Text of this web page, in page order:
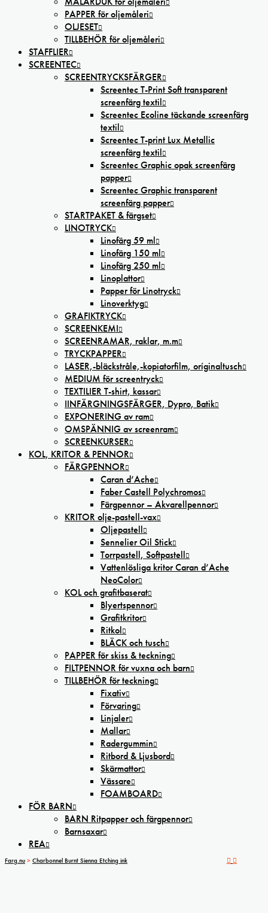
PAPPER för oljemåleri
OLJESET
TILLBEHÖR för oljemåleri
STAFFLIER
SCREENTEC
SCREENTRYCKSFÄRGER
Screentec T-Print Soft transparent
screenfärg textil
Screentec Ecoline täckande screenfärg
textil
Screentec T-print Lux Metallic
screenfärg textil
Screentec Graphic opak screenfärg
papper
Screentec Graphic transparent
screenfärg papper
STARTPAKET & färgset
LINOTRYCK
Linofärg 59 ml
Linofärg 150 ml
Linofärg 250 ml
Linoplattor
Papper för Linotryck
Linoverktyg
GRAFIKTRYCK
SCREENKEMI
SCREENRAMAR, raklar, m.m
TRYCKPAPPER
LASER,-bläckstråle,-kopiatorfilm, oríginaltusch
MEDIUM för screentryck
TEXTILIER T-shirt, kassar
IINFÄRGNINGSFÄRGER, Dypro, Batik
EXPONERING av ram
OMSPÄNNIG av screenram
SCREENKURSER
KOL, KRITOR & PENNOR
FÄRGPENNOR
Caran d’Ache
Faber Castell Polychromos
Färgpennor – Akvarellpennor
KRITOR olje-pastell-vax
Oljepastell
Sennelier Oil Stick
Torrpastell, Softpastell
Vattenlösliga kritor Caran d’Ache
NeoColor
KOL och grafitbaserat
Blyertspennor
Grafitkritor
Ritkol
BLÄCK och tusch
PAPPER för skiss & teckning
FILTPENNOR för vuxna och barn
TILLBEHÖR för teckning
Fixativ
Förvaring
Linjaler
Mallar
Radergummin
Ritbord & Ljusbord
Skärmattor
Vässare
FOAMBOARD
FÖR BARN
BARN Ritpapper och färgpennor
Barnsaxar
REA
Farg.nu > Charbonnel Burnt Sienna Etching ink